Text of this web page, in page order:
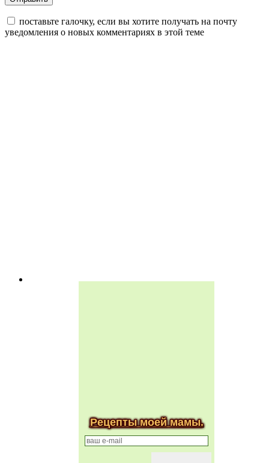
поставьте галочку, если вы хотите получать на почту
уведомления о новых комментариях в этой теме
Рецепты моей мамы.